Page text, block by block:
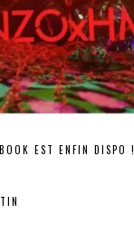
EST ENFIN DISPO !